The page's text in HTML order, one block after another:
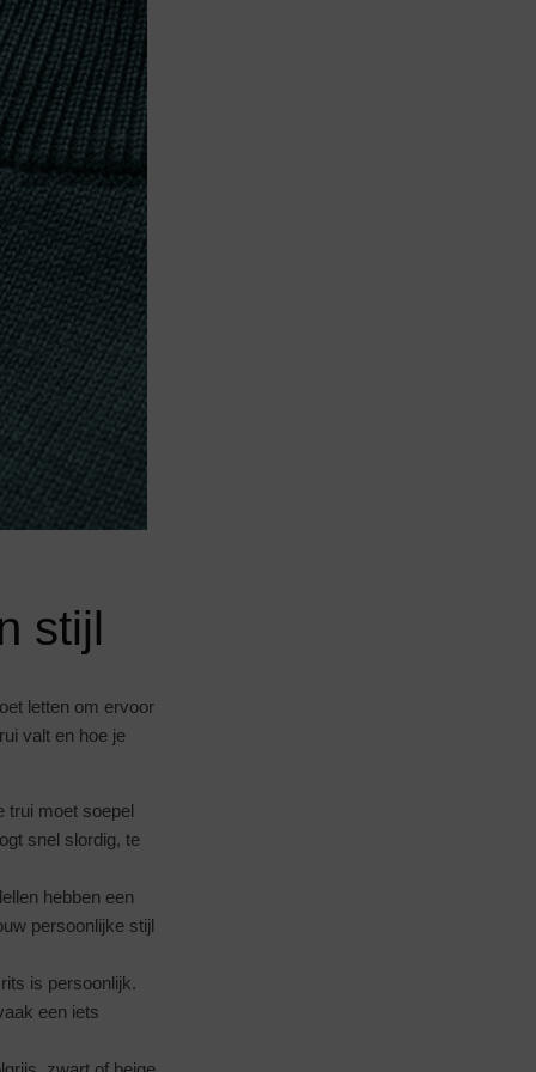
stijl
letten om ervoor
valt en hoe je
trui moet soepel
snel slordig, te
hebben een
persoonlijke stijl
is persoonlijk.
een iets